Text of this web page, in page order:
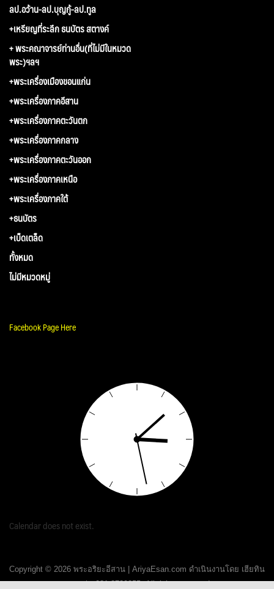
ลป.อว้าน-ลป.บุญกู้-ลป.ทูล
+เหรียญที่ระลึก ธนบัตร สตางค์
+ พระคณาจารย์ท่านอื่น(ที่ไม่มีในหมวด
พระ)ฯลฯ
+พระเครื่องเมืองขอนแก่น
+พระเครื่องภาคอีสาน
+พระเครื่องภาคตะวันตก
+พระเครื่องภาคกลาง
+พระเครื่องภาคตะวันออก
+พระเครื่องภาคเหนือ
+พระเครื่องภาคใต้
+ธนบัตร
+เบ็ดเตล็ด
ทั้งหมด
ไม่มีหมวดหมู่
Facebook Page Here
Calendar does not exist.
Copyright © 2026 พระอริยะอีสาน | AriyaEsan.com ดำเนินงานโดย เฮียทิน
ขอนแก่น 081-8720355. All rights reserved.